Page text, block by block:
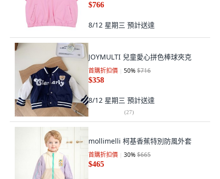
$766
8/12 星期三 預計送達
JOYMULTI 兒童愛心拼色棒球夾克
首購折扣價 50%$716
$358
8/12 星期三 預計送達
(27)
mollimelli 柯基香蕉特別防風外套
首購折扣價 30%$665
$465